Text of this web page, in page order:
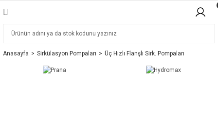
Anasayfa Sirkülasyon Pompaları Üç Hızlı Flanşlı Sirk. Pompaları